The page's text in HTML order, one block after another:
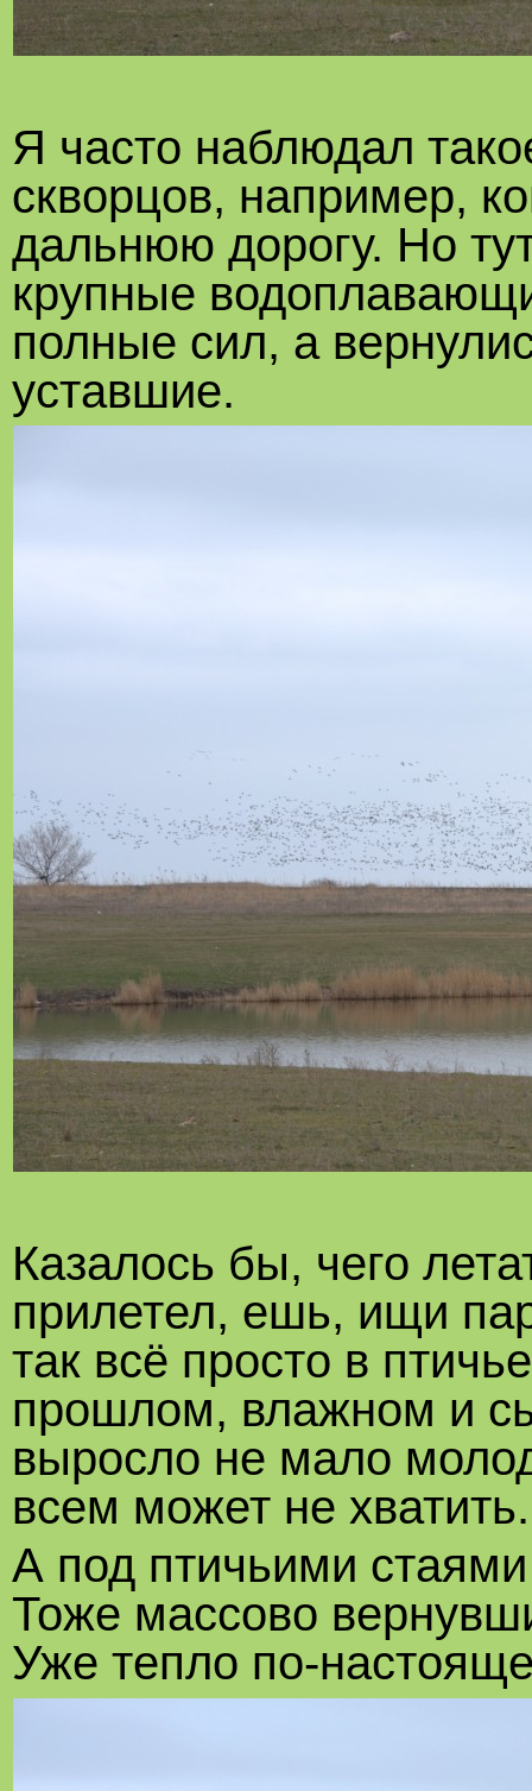
Я часто наблюдал
скворцов, например,
дальнюю дорогу. Но
крупные
полные сил, а
уставшие.
Казалось бы, чего
прилетел, ешь, ищи
так всё просто в
прошлом, влажном и
выросло не мало
всем может не хватить.
А под птичьими
Тоже массово
Уже тепло по-